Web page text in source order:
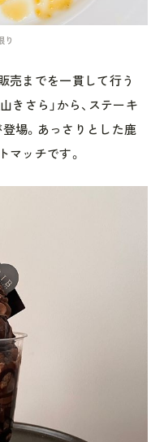
り
売までを一貫して行う
きさら」から、ステーキ
場。あっさりとした鹿
マッチです。